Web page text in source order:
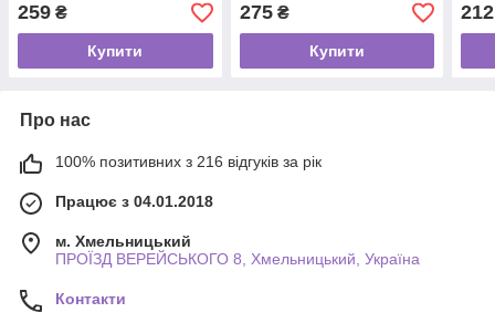
259 ₴
Купити
275₴
Купити
212
Про нас
100% позитивних з 216 відгуків за рік
Працює з 04.01.2018
м. Хмельницький
ПРОЇЗД ВЕРЕЙСЬКОГО 8, Хмельницький, Україна
Контакти